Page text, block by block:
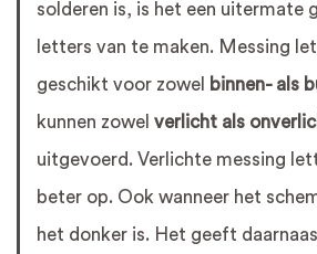
solderen is, is het een uitermate
letters van te maken. Messing
geschikt voor zowel
binnen- als
kunnen zowel verlicht als
uitgevoerd. Verlichte messing
beter op. Ook wanneer het
het donker is. Het geeft